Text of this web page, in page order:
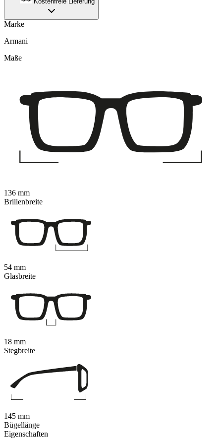
Marke
Armani
Eigenschaften
Maße
136 mm
Brillenbreite
54 mm
Glasbreite
18 mm
Stegbreite
145 mm
Bügellänge